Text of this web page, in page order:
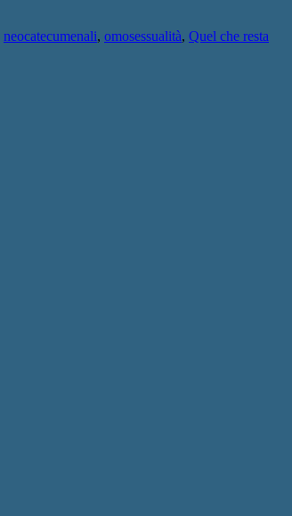
neocatecumenali, omosessualità, Quel che resta